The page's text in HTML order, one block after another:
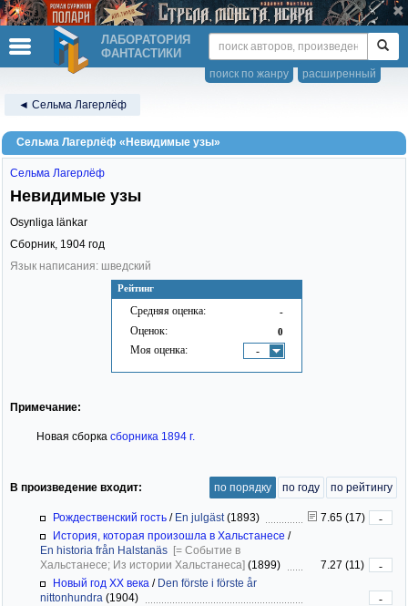
ЛАБОРАТОРИЯ
ФАНТАСТИКИ
расширенный
поиск по жанру
◄ Сельма Лагерлёф
Сельма Лагерлёф «Невидимые узы»
Рейтинг
Средняя оценка: -
Оценок: 0
Моя оценка: -
Сельма Лагерлёф
Невидимые узы
Osynliga länkar
Сборник, 1904 год
Язык написания: шведский
Примечание:
Новая сборка сборника 1894 г.
В произведение входит: по порядку по году по рейтингу
Рождественский гость / En julgäst(1893) 7.65 (17)
-
История, которая произошла в Хальстанесе /
En historia från Halstanäs [= Событие в
Хальстанесе; Из истории Хальстанеса] (1899) 7.27 (11)
-
Новый год XX века / Den förste i förste år
nittonhundra (1904)
-